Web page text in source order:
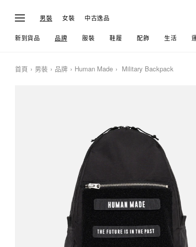
男裝 女裝 中古逸品
新到貨品 品牌 服裝 鞋履 配飾 生活
首頁 男裝 品牌 Human Made Military Backpack